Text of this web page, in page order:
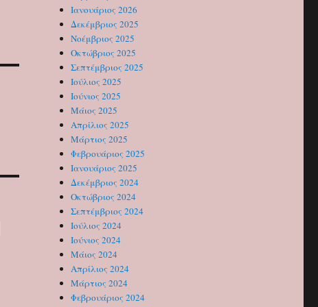
Ιανουάριος 2026
Δεκέμβριος 2025
Νοέμβριος 2025
Οκτώβριος 2025
Σεπτέμβριος 2025
Ιούλιος 2025
Ιούνιος 2025
Μάιος 2025
Απρίλιος 2025
Μάρτιος 2025
Φεβρουάριος 2025
Ιανουάριος 2025
Δεκέμβριος 2024
Οκτώβριος 2024
Σεπτέμβριος 2024
Ιούλιος 2024
Ιούνιος 2024
Μάιος 2024
Απρίλιος 2024
Μάρτιος 2024
Φεβρουάριος 2024